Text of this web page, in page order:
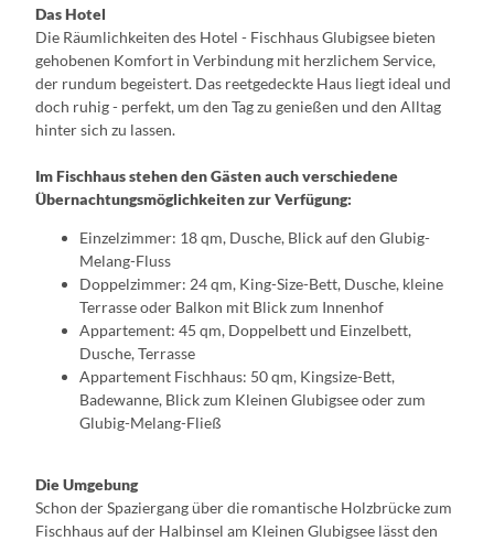
Das Hotel
Die Räumlichkeiten des Hotel - Fischhaus Glubigsee bieten
gehobenen Komfort in Verbindung mit herzlichem Service,
der rundum begeistert. Das reetgedeckte Haus liegt ideal und
doch ruhig - perfekt, um den Tag zu genießen und den Alltag
hinter sich zu lassen.
Im Fischhaus stehen den Gästen auch verschiedene
Übernachtungsmöglichkeiten zur Verfügung:
Einzelzimmer: 18 qm, Dusche, Blick auf den Glubig-
Melang-Fluss
Doppelzimmer: 24 qm, King-Size-Bett, Dusche, kleine
Terrasse oder Balkon mit Blick zum Innenhof
Appartement: 45 qm, Doppelbett und Einzelbett,
Dusche, Terrasse
Appartement Fischhaus: 50 qm, Kingsize-Bett,
Badewanne, Blick zum Kleinen Glubigsee oder zum
Glubig-Melang-Fließ
Die Umgebung
Schon der Spaziergang über die romantische Holzbrücke zum
Fischhaus auf der Halbinsel am Kleinen Glubigsee lässt den